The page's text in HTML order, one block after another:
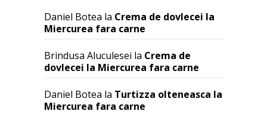
Daniel Botea la Crema de dovlecei la
Miercurea fara carne
Brindusa Aluculesei la Crema de
dovlecei la Miercurea fara carne
Daniel Botea la Turtizza olteneasca la
Miercurea fara carne